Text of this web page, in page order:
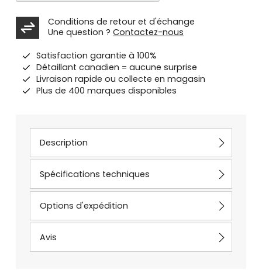
Conditions de retour et d'échange
Une question ? Contactez-nous
Satisfaction garantie à 100%
Détaillant canadien = aucune surprise
Livraison rapide ou collecte en magasin
Plus de 400 marques disponibles
Description
Spécifications techniques
Options d'expédition
Avis